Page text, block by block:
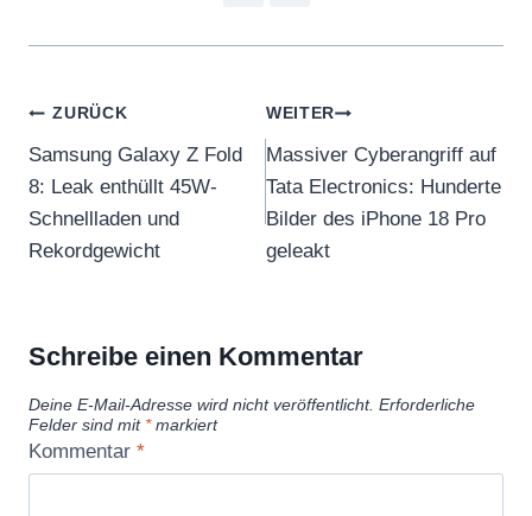
Beitragsnavigation
ZURÜCK
Samsung Galaxy Z Fold
8: Leak enthüllt 45W-
Schnellladen und
Rekordgewicht
WEITER
Massiver Cyberangriff auf
Tata Electronics: Hunderte
Bilder des iPhone 18 Pro
geleakt
Schreibe einen Kommentar
Deine E-Mail-Adresse wird nicht veröffentlicht. Erforderliche
Felder sind mit *markiert
Kommentar *